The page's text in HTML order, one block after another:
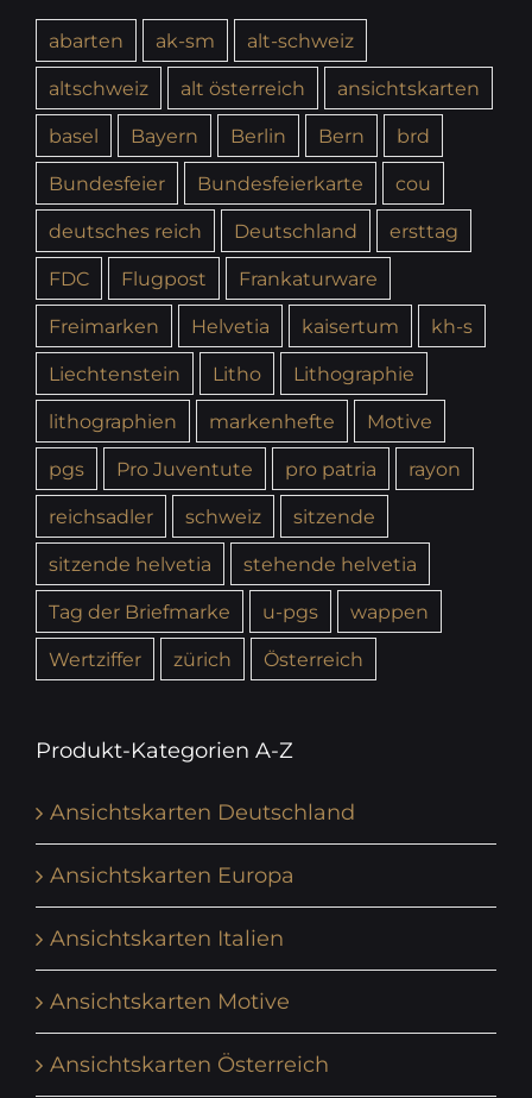
abarten ak-sm
alt-schweiz
altschweiz
alt österreich
ansichtskarten
basel
Bayern Berlin Bern
brd
Bundesfeier
Bundesfeierkarte
cou
deutsches reich
Deutschland
ersttag
FDC
Flugpost
Frankaturware
Freimarken
Helvetia kaisertum
kh-s
Liechtenstein
Litho
Lithographie
lithographien
markenhefte
Motive
pgs
Pro Juventute pro patria
rayon
reichsadler
schweiz
sitzende
sitzende helvetia
stehende helvetia
Tag der Briefmarke
u-pgs
wappen
Wertziffer
zürich Österreich
Produkt-Kategorien A-Z
Ansichtskarten Deutschland
Ansichtskarten Europa
Ansichtskarten Italien
Ansichtskarten Motive
Ansichtskarten Österreich